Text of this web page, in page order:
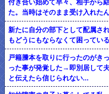
付き合い始めて早々、相手から
た。当時はそのまま受け入れた
新たに自分の部下として配属さ
もどうにもならなくて困っている
戸籍謄本を取りに行ったのがき
った事が発覚した→即別居して
と伝えたら信じられない...